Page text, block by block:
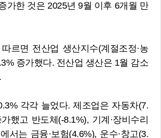
가한 것은 2025년 9월 이후 6개월 만
르면 전산업 생산지수(계절조정·농
증가했다. 전산업 생산은 1월 감소
각각 늘었다. 제조업은 자동차(7.
했고 반도체(-8.1%), 기계·장비수리
서는 금융·보험(4.6%), 운수·창고(3.
연속 역대 최대